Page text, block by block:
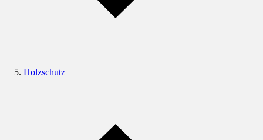
Holzschutz